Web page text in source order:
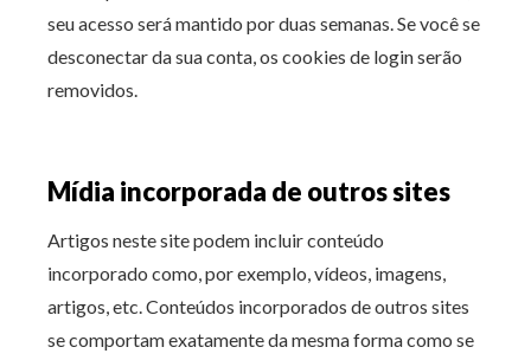
seu acesso será mantido por duas semanas. Se você se
desconectar da sua conta, os cookies de login serão
removidos.
Mídia incorporada de outros sites
Artigos neste site podem incluir conteúdo
incorporado como, por exemplo, vídeos, imagens,
artigos, etc. Conteúdos incorporados de outros sites
se comportam exatamente da mesma forma como se